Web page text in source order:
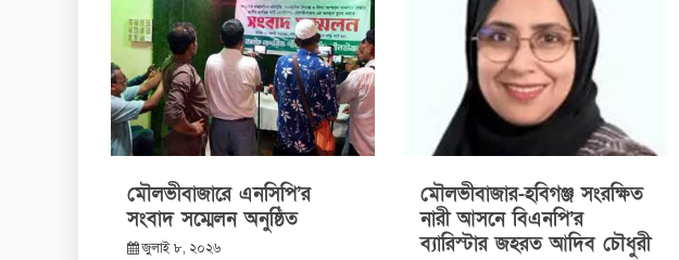
মৌলভীবাজারে এনসিপি’র
সংবাদ সম্মেলন অনুষ্ঠিত
জুলাই ৮, ২০২৬
মৌলভীবাজার-হবিগঞ্জ সংরক্ষিত
নারী আসনে বিএনপি’র
ব্যারিস্টার জহরত আদিব চৌধুরী